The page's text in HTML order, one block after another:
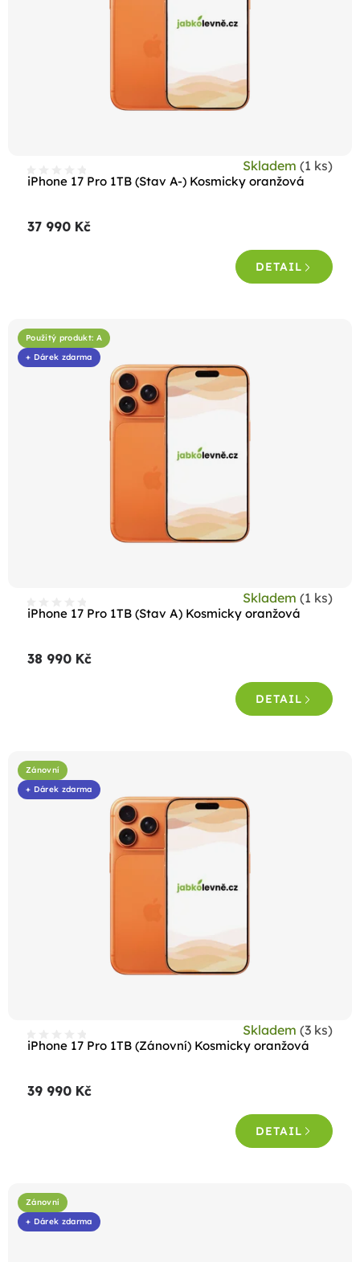
iPhone 17 Pro 1TB (Stav A-) Kosmicky oranžová
Skladem (1 ks)
37 990 Kč
DETAIL
Použitý produkt: A
+ Dárek zdarma
iPhone 17 Pro 1TB (Stav A) Kosmicky oranžová
Skladem (1 ks)
38 990 Kč
DETAIL
Zánovní
+ Dárek zdarma
iPhone 17 Pro 1TB (Zánovní) Kosmicky oranžová
Skladem (3 ks)
39 990 Kč
DETAIL
Zánovní
+ Dárek zdarma